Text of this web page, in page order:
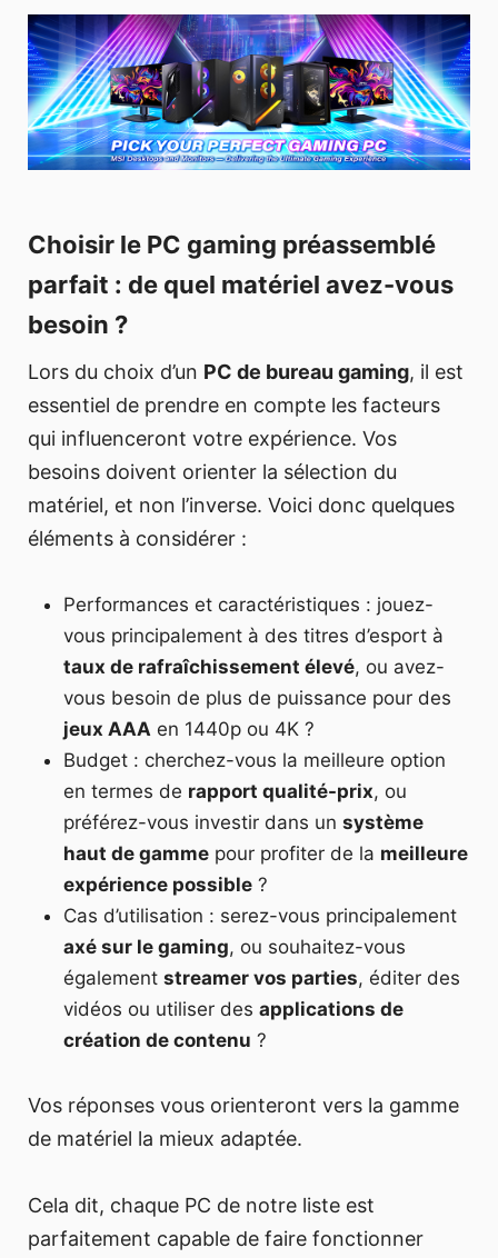
Choisir le PC gaming préassemblé
parfait : de quel matériel avez-vous
besoin ?
Lors du choix d’un PC de bureau gaming, il est
essentiel de prendre en compte les facteurs
qui influenceront votre expérience. Vos
besoins doivent orienter la sélection du
matériel, et non l’inverse. Voici donc quelques
éléments à considérer :
Performances et caractéristiques : jouez-
vous principalement à des titres d’esport à
taux de rafraîchissement élevé, ou avez-
vous besoin de plus de puissance pour des
jeux AAA en 1440p ou 4K ?
Budget : cherchez-vous la meilleure option
en termes de rapport qualité-prix, ou
préférez-vous investir dans unsystème
haut de gamme pour profiter de la meilleure
expérience possible ?
Cas d’utilisation : serez-vous principalement
axé sur le gaming, ou souhaitez-vous
égalementstreamer vos parties, éditer des
vidéos ou utiliser desapplications de
création de contenu ?
Vos réponses vous orienteront vers la gamme
de matériel la mieux adaptée.
Cela dit, chaque PC de notre liste est
parfaitement capable de faire fonctionner